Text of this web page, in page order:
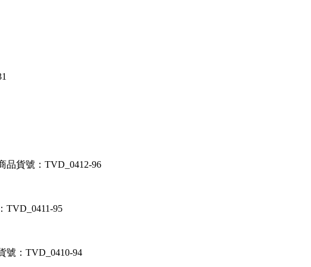
品貨號：TVD_0412-96
TVD_0411-95
號：TVD_0410-94